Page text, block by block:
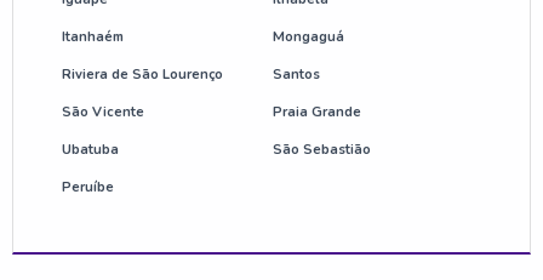
Sensor de loja antifurto
Valor de antena antifurto
Anti furto para loja
Itanhaém Mongaguá
Riviera de São Lourenço Santos
São Vicente Praia Grande
Ubatuba São Sebastião
Peruíbe